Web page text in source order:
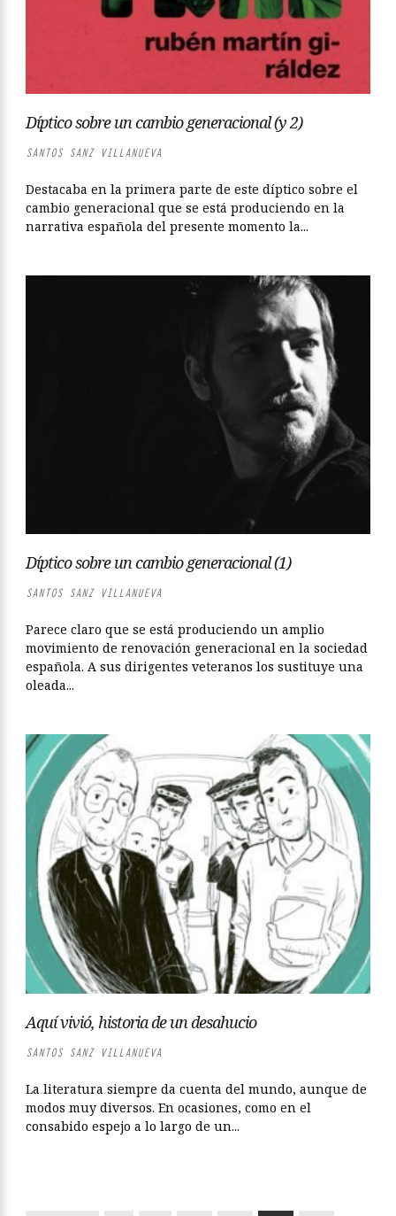
Díptico sobre un cambio generacional (y 2)
SANTOS SANZ VILLANUEVA
Destacaba en la primera parte de este díptico sobre el
cambio generacional que se está produciendo en la
narrativa española del presente momento la...
Díptico sobre un cambio generacional (1)
SANTOS SANZ VILLANUEVA
Parece claro que se está produciendo un amplio
movimiento de renovación generacional en la sociedad
española. A sus dirigentes veteranos los sustituye una
oleada...
Aquí vivió, historia de un desahucio
SANTOS SANZ VILLANUEVA
La literatura siempre da cuenta del mundo, aunque de
modos muy diversos. En ocasiones, como en el
consabido espejo a lo largo de un...